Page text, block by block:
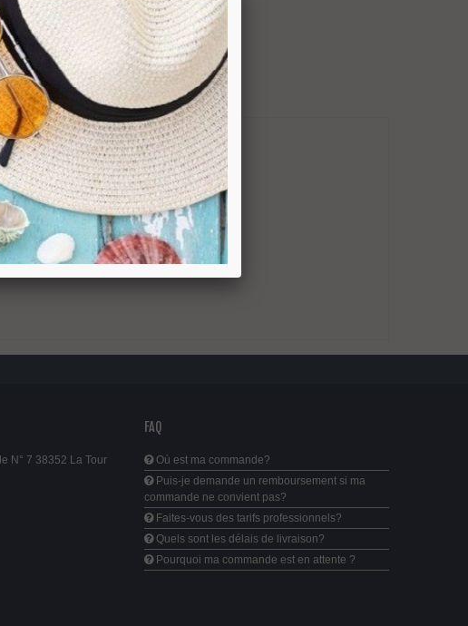
N° 7 38352 La Tour
FAQ
Où est ma commande?
Puis-je demande un remboursement si ma
commande ne convient pas?
Faites-vous des tarifs professionnels?
Quels sont les délais de livraison?
Pourquoi ma commande est en attente ?